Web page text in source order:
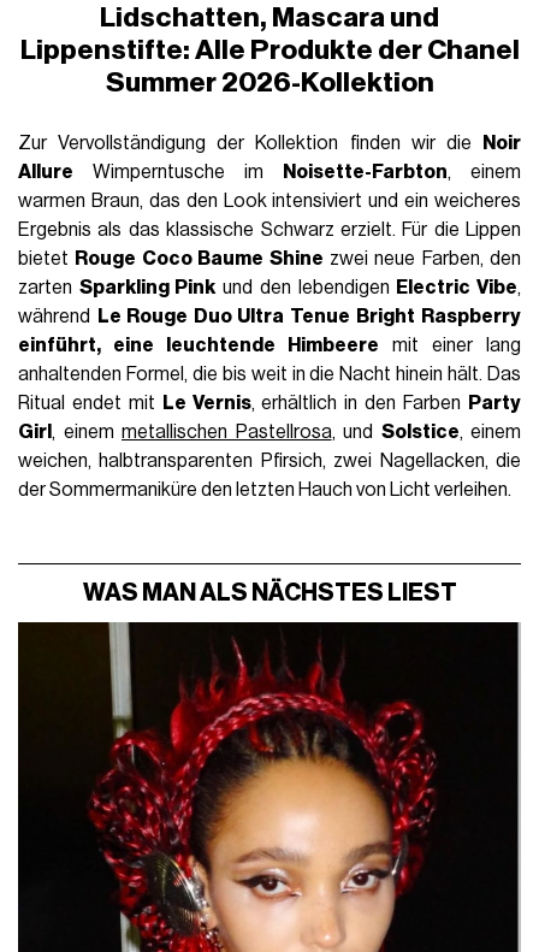
Lidschatten, Mascara und
Lippenstifte: Alle Produkte der Chanel
Summer 2026-Kollektion
Zur Vervollständigung der Kollektion finden wir die
Noir
Allure Wimperntusche im Noisette-Farbton, einem
warmen Braun, das den Look intensiviert und ein weicheres
Ergebnis als das klassische Schwarz erzielt. Für die Lippen
bietet Rouge Coco Baume Shine zwei neue Farben, den
zarten Sparkling Pink und den lebendigen Electric Vibe,
während
Le Rouge Duo Ultra Tenue Bright Raspberry
einführt, eine leuchtende Himbeere mit einer lang
anhaltenden Formel, die bis weit in die Nacht hinein hält. Das
Ritual endet mit
Le Vernis, erhältlich in den Farben
Party
Girl , einemmetallischen Pastellrosa, und Solstice, einem
weichen, halbtransparenten Pfirsich, zwei Nagellacken, die
der Sommermaniküre den letzten Hauch von Licht verleihen.
WAS MAN ALS NÄCHSTES LIEST